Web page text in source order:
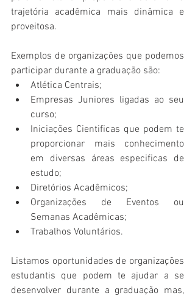
trajetória acadêmica mais dinâmica e
proveitosa.
Exemplos de organizações que podemos
participar durante a graduação são:
Atlética Centrais;
Empresas Juniores ligadas ao seu
curso;
Iniciações Cientificas que podem te
proporcionar mais conhecimento
em diversas áreas especificas de
estudo;
Diretórios Acadêmicos;
Organizações de Eventos ou
Semanas Acadêmicas;
Trabalhos Voluntários.
Listamos oportunidades de organizações
estudantis que podem te ajudar a se
desenvolver durante a graduação mas,